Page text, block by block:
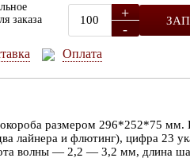
заказа
+
-
Оплата
размером 296*252*75 мм.
лайнера и флютинг), цифра 23
волны — 2,2 — 3,2 мм, длина